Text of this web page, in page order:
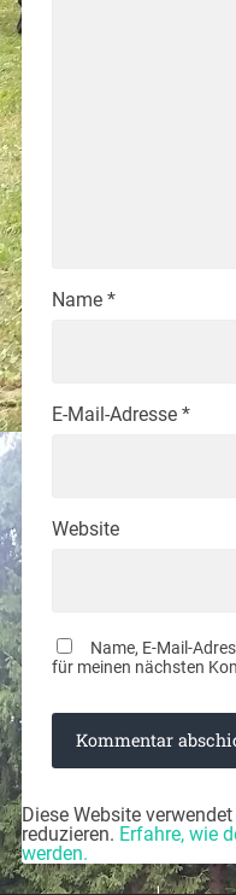
Name *
E-Mail-Adresse *
Website
Name, E-Mail-
für meinen nächsten
Diese Website
reduzieren. Erfahre, wie
werden.